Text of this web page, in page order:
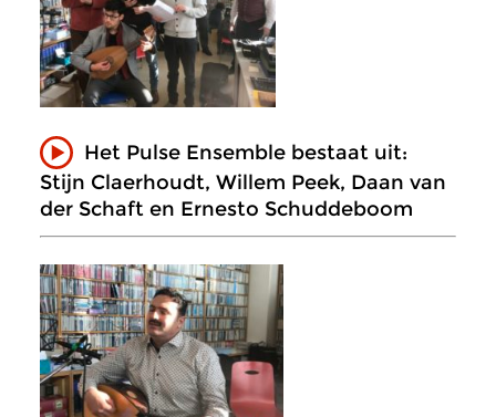
Het Pulse Ensemble bestaat uit:
Stijn Claerhoudt, Willem Peek, Daan van
der Schaft en Ernesto Schuddeboom